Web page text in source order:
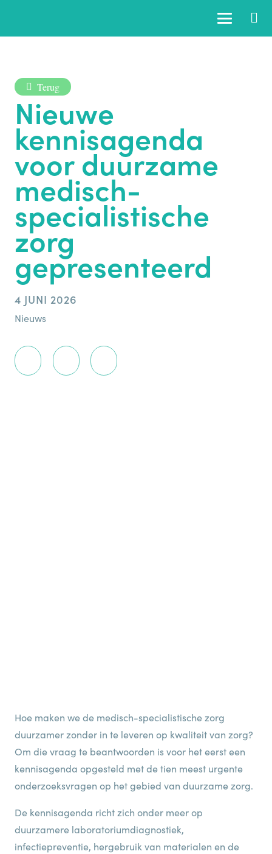
Terug
Nieuwe
kennisagenda
voor duurzame
medisch-
specialistische
zorg
gepresenteerd
4 JUNI 2026
Nieuws
Hoe maken we de medisch-specialistische zorg
duurzamer zonder in te leveren op kwaliteit van zorg?
Om die vraag te beantwoorden is voor het eerst een
kennisagenda opgesteld met de tien meest urgente
onderzoeksvragen op het gebied van duurzame zorg.
De kennisagenda richt zich onder meer op
duurzamere laboratoriumdiagnostiek,
infectiepreventie, hergebruik van materialen en de